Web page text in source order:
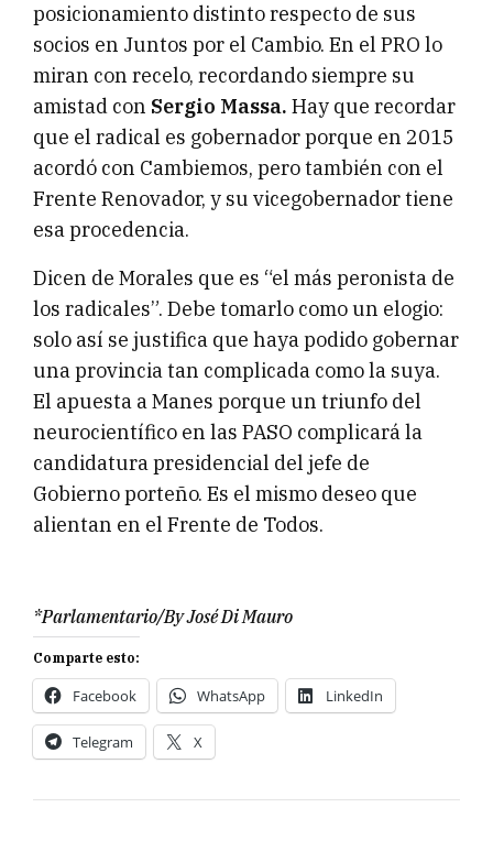
posicionamiento distinto respecto de sus
socios en Juntos por el Cambio. En el PRO lo
miran con recelo, recordando siempre su
amistad con Sergio Massa. Hay que recordar
que el radical es gobernador porque en 2015
acordó con Cambiemos, pero también con el
Frente Renovador, y su vicegobernador tiene
esa procedencia.
Dicen de Morales que es “el más peronista de
los radicales”. Debe tomarlo como un elogio:
solo así se justifica que haya podido gobernar
una provincia tan complicada como la suya.
El apuesta a Manes porque un triunfo del
neurocientífico en las PASO complicará la
candidatura presidencial del jefe de
Gobierno porteño. Es el mismo deseo que
alientan en el Frente de Todos.
*Parlamentario/By José Di Mauro
Comparte esto:
Facebook WhatsApp LinkedIn
Telegram X